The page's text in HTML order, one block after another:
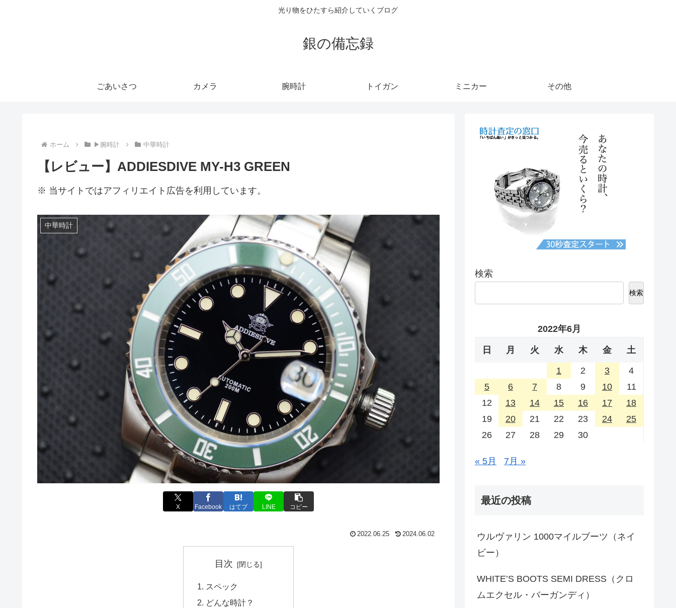
光り物をひたすら紹介していくブログ
銀の備忘録
ごあいさつ カメラ 腕時計 トイガン ミニカー その他
ホーム ▶腕時計 中華時計
【レビュー】ADDIESDIVE MY-H3 GREEN
※ 当サイトではアフィリエイト広告を利用しています。
中華時計
X Facebook はてブ LINE コピー
2022.06.25 2024.06.02
目次
スペック
どんな時計？
検索
検索
2022年6月
日 月 火 水 木 金 土
1 2 3
4
5
6 7 8 9 10
11
12
13 14 15 16 17
18
19
20 21 22 23 24
25
26
27 28 29 30
« 5月 7月 »
最近の投稿
ウルヴァリン 1000マイルブーツ（ネイ
ビー）
WHITE’S BOOTS SEMI DRESS（クロ
ムエクセル・バーガンディ）